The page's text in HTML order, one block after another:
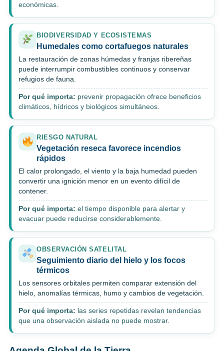
económicas.
BIODIVERSIDAD Y ECOSISTEMAS
Humedales como cortafuegos naturales
La restauración de zonas húmedas y franjas ribereñas
puede interrumpir combustibles continuos y conservar
refugios de fauna.
Por qué importa: prevenir propagación ofrece beneficios
climáticos, hídricos y biológicos simultáneos.
RIESGO NATURAL
Vegetación reseca favorece incendios
rápidos
El calor prolongado, el viento y la baja humedad pueden
convertir una ignición menor en un evento difícil de
contener.
Por qué importa: el tiempo disponible para alertar y
evacuar puede reducirse considerablemente.
OBSERVACIÓN SATELITAL
Seguimiento diario del hielo y los focos
térmicos
Los sensores orbitales permiten comparar extensión del
hielo, anomalías térmicas, humo y cambios de vegetación.
Por qué importa: las series repetidas revelan tendencias
que una observación aislada no puede mostrar.